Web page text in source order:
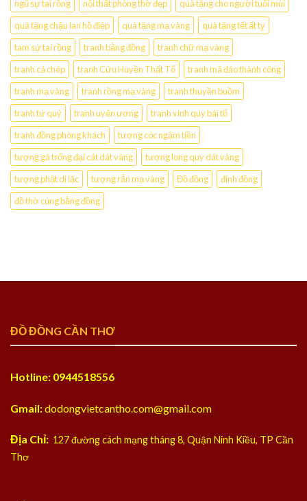
ngũ sự tai rồng nội thất phòng thờ đẹp
quà tặng cho người tuổi mùi
quà tặng chậu lan hồ điệp
quà tặng mạ vàng
quà tặng tết ất tỵ
tam sự tai rồng
tranh bằng đồng
tranh chữ mạ vàng
tranh cá chép
tranh Cửu Huyền Thất Tổ
tranh mã đáo thành công
tranh mạ vàng
tranh rồng mạ vàng
tranh thuyền buồm
tranh tứ quý
tranh uyên ương
tranh vinh quy bái tổ
tranh đồng phòng khách
tượng cóc ngậm tiền
tượng gà trống đại cát dát vàng
tượng long quy dát vàng
tượng phật di lặc
tượng rắn mạ vàng Đồ đồng
đỉnh đồng
đồ thờ cúng bằng đồng
ĐỒ ĐỒNG CẦN THƠ
Hotline: 0944518556
Gmail:dodongvietcantho.com@gmail.com
Địa Chỉ: 127 đường cách mạng tháng 8, Quận Ninh Kiều, TP Cần
Thơ